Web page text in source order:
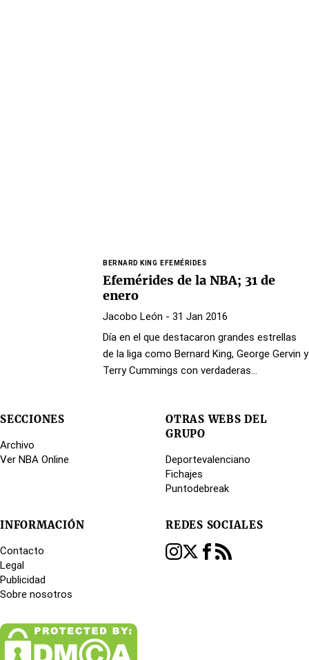
BERNARD KING EFEMÉRIDES
Efemérides de la NBA; 31 de
enero
Jacobo León - 31 Jan 2016
Día en el que destacaron grandes estrellas
de la liga como Bernard King, George Gervin y
Terry Cummings con verdaderas
SECCIONES
Archivo
Ver NBA Online
OTRAS WEBS DEL
GRUPO
Deportevalenciano
Fichajes
Puntodebreak
INFORMACIÓN
Contacto
Legal
Publicidad
Sobre nosotros
REDES SOCIALES